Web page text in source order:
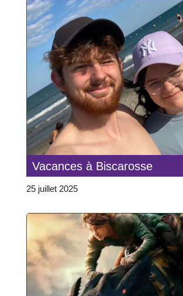
Vacances à Biscarosse
25 juillet 2025